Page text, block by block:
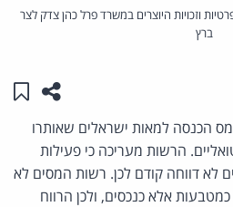
וזכויות היוצרים במשרד פרל כהן צדק לצר
ברץ
שתפו
הכנסה למאות ישראלים שאותרו
הרשות מעריכה כי פעילות
לא דווחה קודם לכן. רשות המסים לא
אלא כנכסים, ולכן הרווח